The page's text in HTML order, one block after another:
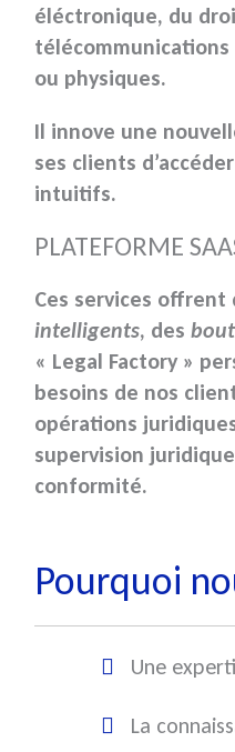
éléctronique, du
télécommunications
ou physiques.
Il innove une
ses clients
intuitifs.
PLATEFORME
Ces services offrent
intelligents, des
« Legal Factory »
besoins de nos
opérations
supervision
conformité.
Pourquoi
Une
La